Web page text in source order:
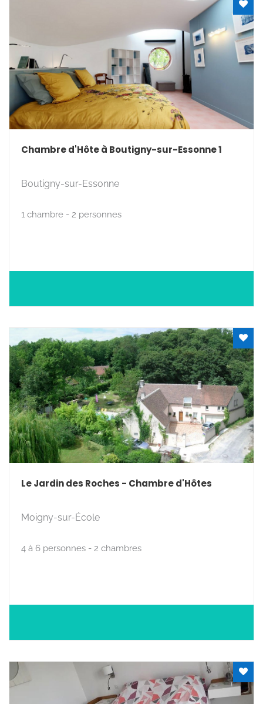
Chambre d'Hôte à Boutigny-sur-Essonne 1
Boutigny-sur-Essonne
1 chambre - 2 personnes
Le Jardin des Roches - Chambre d'Hôtes
Moigny-sur-École
4 à 6 personnes - 2 chambres